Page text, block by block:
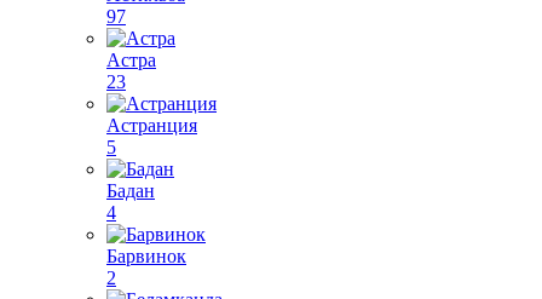
97
Астра
23
Астранция
5
Бадан
4
Барвинок
2